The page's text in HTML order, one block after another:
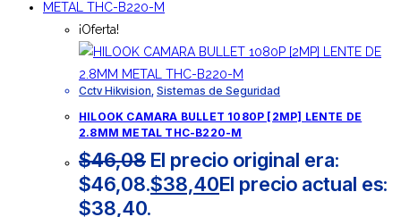
¡Oferta!
Cctv Hikvision, Sistemas de Seguridad
HILOOK CAMARA BULLET 1080P [2MP] LENTE DE
2.8MM METAL THC-B220-M
$46,08 El precio original era:
$46,08.$38,40El precio actual es:
$38,40.